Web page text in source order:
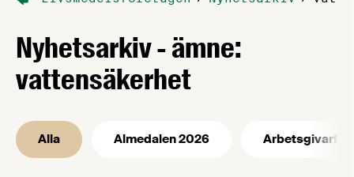
Nyhetsarkiv - ämne:
vattensäkerhet
Alla Almedalen 2026